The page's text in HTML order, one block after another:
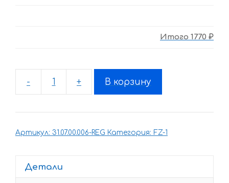
Итого 1770 ₽
-
Количество
Комплект
для
1
+ В корзину
Артикул: 31.07.00.006-REG Категория: FZ-1
Детали